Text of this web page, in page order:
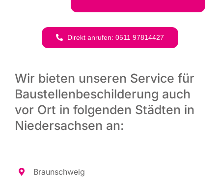
Direkt anru­fen: 0511 97814427
Wir bieten unseren Service für
Baustellenbeschilderung auch
vor Ort in folgenden Städten in
Niedersachsen an:
Braun­schweig